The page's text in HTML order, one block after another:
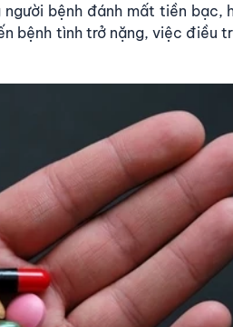
bệnh đánh mất tiền bạc,
bệnh tình trở nặng, việc điều